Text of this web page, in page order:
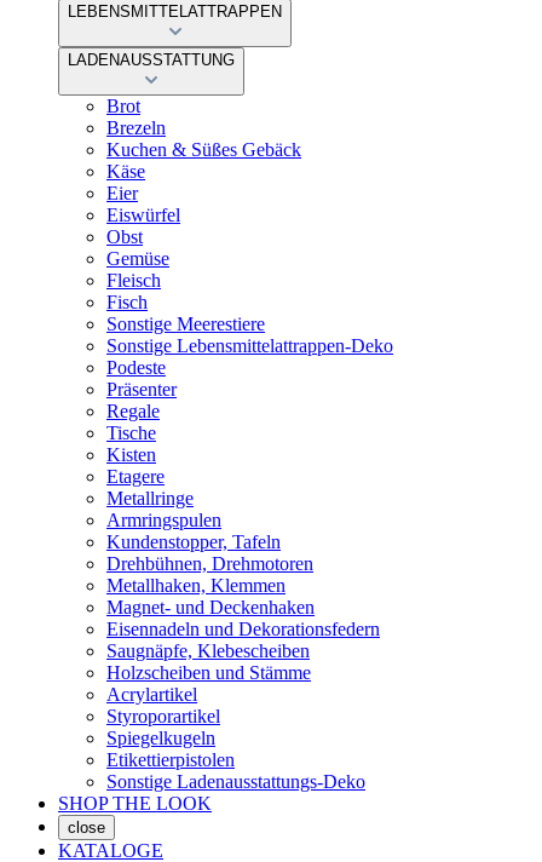
LEBENSMITTELATTRAPPEN
LADENAUSSTATTUNG
Brot
Brezeln
Kuchen & Süßes Gebäck
Käse
Eier
Eiswürfel
Obst
Gemüse
Fleisch
Fisch
Sonstige Meerestiere
Sonstige Lebensmittelattrappen-Deko
Podeste
Präsenter
Regale
Tische
Kisten
Etagere
Metallringe
Armringspulen
Kundenstopper, Tafeln
Drehbühnen, Drehmotoren
Metallhaken, Klemmen
Magnet- und Deckenhaken
Eisennadeln und Dekorationsfedern
Saugnäpfe, Klebescheiben
Holzscheiben und Stämme
Acrylartikel
Styroporartikel
Spiegelkugeln
Etikettierpistolen
Sonstige Ladenausstattungs-Deko
SHOP THE LOOK
close
KATALOGE